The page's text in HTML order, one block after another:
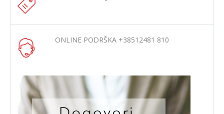
ONLINE PODRŠKA +38512481 810